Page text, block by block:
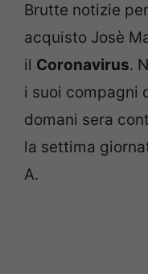
Brutte notizie
acquisto Josè
il Coronavirus.
i suoi compagni
domani sera
la settima
A.